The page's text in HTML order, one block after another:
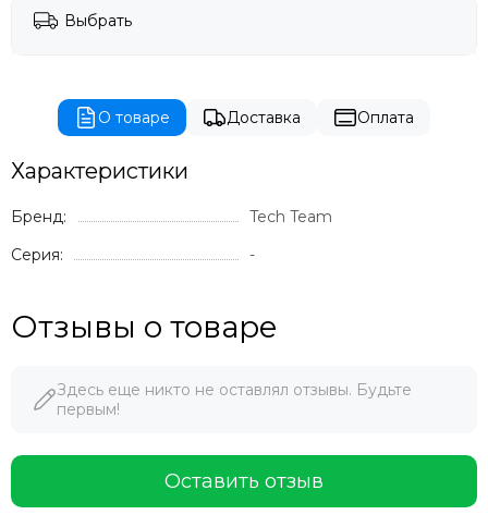
Выбрать
О товаре Доставка Оплата
Характеристики
Бренд:
Tech Team
Серия:
-
Отзывы о товаре
Здесь еще никто не оставлял отзывы. Будьте
первым!
Оставить отзыв